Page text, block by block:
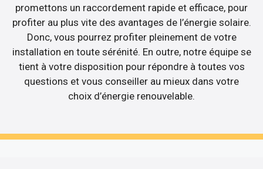
promettons un raccordement rapide et efficace, pour
profiter au plus vite des avantages de l’énergie solaire.
Donc, vous pourrez profiter pleinement de votre
installation en toute sérénité. En outre, notre équipe se
tient à votre disposition pour répondre à toutes vos
questions et vous conseiller au mieux dans votre
choix d’énergie renouvelable.